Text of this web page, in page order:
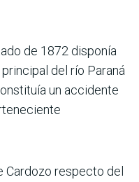
de 1872 disponía
del río Paraná
un accidente
Cardozo respecto del